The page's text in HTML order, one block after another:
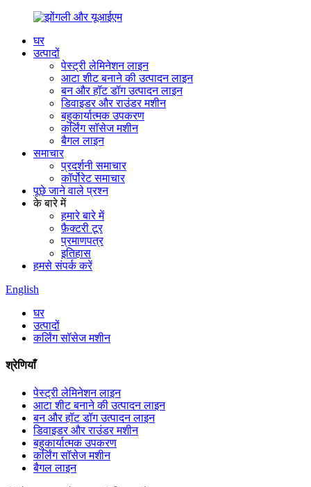
घर
उत्पादों
पेस्ट्री लेमिनेशन लाइन
आटा शीट बनाने की उत्पादन लाइन
बन और हॉट डॉग उत्पादन लाइन
डिवाइडर और राउंडर मशीन
बहुकार्यात्मक उपकरण
कर्लिंग सॉसेज मशीन
बैगल लाइन
समाचार
प्रदर्शनी समाचार
कॉर्पोरेट समाचार
पूछे जाने वाले प्रश्न
के बारे में
हमारे बारे में
फ़ैक्टरी टूर
प्रमाणपत्र
इतिहास
हमसे संपर्क करें
English
घर
उत्पादों
कर्लिंग सॉसेज मशीन
श्रेणियाँ
पेस्ट्री लेमिनेशन लाइन
आटा शीट बनाने की उत्पादन लाइन
बन और हॉट डॉग उत्पादन लाइन
डिवाइडर और राउंडर मशीन
बहुकार्यात्मक उपकरण
कर्लिंग सॉसेज मशीन
बैगल लाइन